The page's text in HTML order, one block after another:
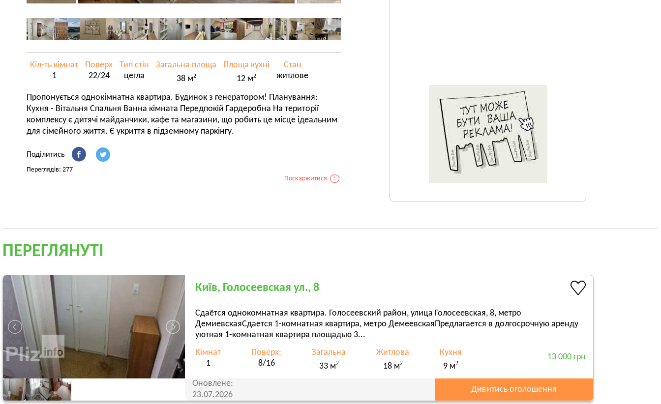
Кіл-ть кімнат
1
Поверх
22/24
Тип стін
цегла
Загальна площа
38 м2
Площа кухні
12 м2
Стан
житлове
Пропонується однокімнатна квартира. Будинок з генератором! Планування:
Кухня - Вітальня Спальня Ванна кімната Передпокій Гардеробна На території
комплексу є дитячі майданчики, кафе та магазини, що робить це місце ідеальним
для сімейного життя. Є укриття в підземному паркінгу.
Поділитись
Переглядів: 277
Поскаржитися
!
ПЕРЕГЛЯНУТІ
Київ, Голосеевская ул., 8
Сдаётся однокомнатная квартира. Голосеевский район, улица Голосеевская, 8, метро
ДемиевскаяСдается 1-комнатная квартира, метро ДемеевскаяПредлагается в долгосрочную аренду
уютная 1-комнатная квартира площадью 3...
Кімнат
1
Поверх:
8/16
Загальна
33 м2
Житлова
18 м2
Кухня
9 м2
13 000 грн
Оновлене:
23.07.2026
Дивитись оголошення